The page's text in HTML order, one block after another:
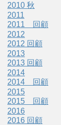
2010 秋
2011
2011 回顧
2012
2012 回顧
2013
2013 回顧
2014
2014 回顧
2015
2015 回顧
2016
2016 回顧